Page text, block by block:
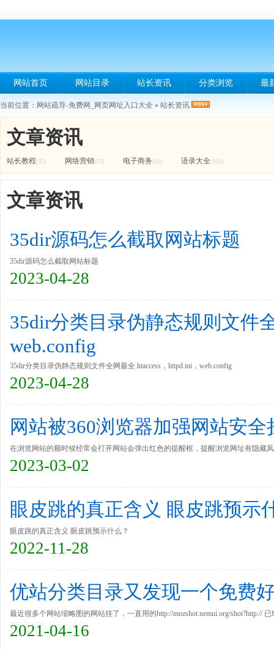
网站首页 网站目录 站长资讯 分类浏览 最
当前位置： 网站疏导-免费网_网页网址入口大全 » 站长资讯
文章资讯
站长教程(35) 网络营销(15) 电子商务(10) 语录大全(101)
文章资讯
35dir源码怎么截取网站标题
35dir源码怎么截取网站标题
2023-04-28
35dir分类目录伪静态规则文件
web.config
35dir分类目录伪静态规则文件全网最全.htaccess，httpd.ini，web.config
2023-04-28
网站被360浏览器加强网站安
在浏览网站的额时候经常会打开网站会弹出红色的提醒框，提醒浏览网址有隐藏
安全风险加强拦截是好事，不过无脑拦截也是解决不了问题滴！
2023-03-02
眼皮跳的真正含义 眼皮跳预示
眼皮跳的真正含义 眼皮跳预示什么？
2022-11-28
优站分类目录又发现一个免费
最近很多个网站缩略图的网站挂了，一直用的http://mozshot.nemui.org/shot?http://
是很多网站图片不显示，效果不是很好，有占位。有个http://y.searchpreview.de/
2021-04-16